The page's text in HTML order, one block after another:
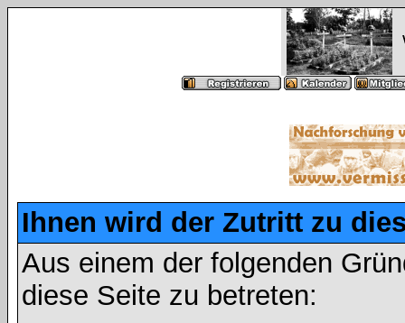
Ihnen wird der Zutritt zu
Aus einem der folgenden
diese Seite zu betreten: